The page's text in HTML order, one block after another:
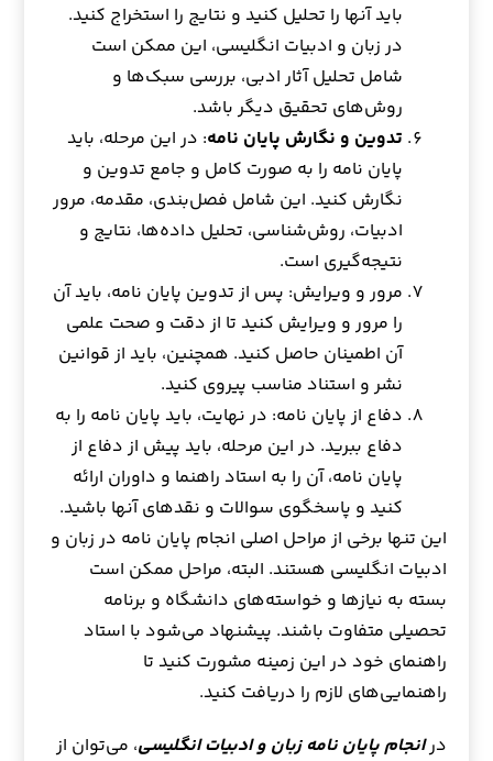
باید آنها را تحلیل کنید و نتایج را استخراج کنید.
در زبان و ادبیات انگلیسی، این ممکن است
شامل تحلیل آثار ادبی، بررسی سبک‌ها و
روش‌های تحقیق دیگر باشد.
تدوین و نگارش پایان نامه: در این مرحله، باید
پایان نامه را به صورت کامل و جامع تدوین و
نگارش کنید. این شامل فصل‌بندی، مقدمه، مرور
ادبیات، روش‌شناسی، تحلیل داده‌ها، نتایج و
نتیجه‌گیری است.
مرور و ویرایش: پس از تدوین پایان نامه، باید آن
را مرور و ویرایش کنید تا از دقت و صحت علمی
آن اطمینان حاصل کنید. همچنین، باید از قوانین
نشر و استناد مناسب پیروی کنید.
دفاع از پایان نامه: در نهایت، باید پایان نامه را به
دفاع ببرید. در این مرحله، باید پیش از دفاع از
پایان نامه، آن را به استاد راهنما و داوران ارائه
کنید و پاسخگوی سوالات و نقدهای آنها باشید.
این تنها برخی از مراحل اصلی انجام پایان نامه در زبان و
ادبیات انگلیسی هستند. البته، مراحل ممکن است
بسته به نیازها و خواسته‌های دانشگاه و برنامه
تحصیلی متفاوت باشند. پیشنهاد می‌شود با استاد
راهنمای خود در این زمینه مشورت کنید تا
راهنمایی‌های لازم را دریافت کنید.
درانجام پایان نامه زبان و ادبیات انگلیسی، می‌توان از